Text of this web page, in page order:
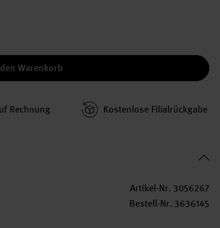
Warenkorb
Rechnung Kosten­lose Filial­rückgabe
Artikel-Nr. 3056267
Bestell-Nr. 3636145